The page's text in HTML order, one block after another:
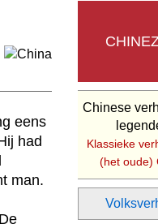
Chinese
Klassieke
(het oude)
eens
had
man.